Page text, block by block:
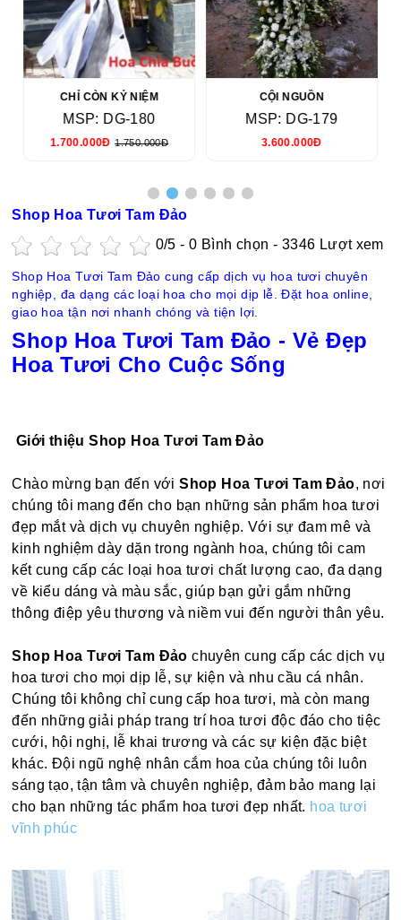
CHỈ CÒN KỶ NIỆM
MSP: DG-180
1.700.000Đ 1.750.000Đ
CỘI NGUỒN
MSP: DG-179
3.600.000Đ
Shop Hoa Tươi Tam Đảo
0/5 -0 Bình chọn - 3346 Lượt xem
Shop Hoa Tươi Tam Đảo cung cấp dịch vụ hoa tươi chuyên
nghiệp, đa dạng các loại hoa cho mọi dịp lễ. Đặt hoa online,
giao hoa tận nơi nhanh chóng và tiện lợi.
Shop Hoa Tươi Tam Đảo - Vẻ Đẹp
Hoa Tươi Cho Cuộc Sống
Giới thiệu Shop Hoa Tươi Tam Đảo
Chào mừng bạn đến vớiShop Hoa Tươi Tam Đảo, nơi
chúng tôi mang đến cho bạn những sản phẩm hoa tươi
đẹp mắt và dịch vụ chuyên nghiệp. Với sự đam mê và
kinh nghiệm dày dặn trong ngành hoa, chúng tôi cam
kết cung cấp các loại hoa tươi chất lượng cao, đa dạng
về kiểu dáng và màu sắc, giúp bạn gửi gắm những
thông điệp yêu thương và niềm vui đến người thân yêu.
Shop Hoa Tươi Tam Đảo chuyên cung cấp các dịch vụ
hoa tươi cho mọi dịp lễ, sự kiện và nhu cầu cá nhân.
Chúng tôi không chỉ cung cấp hoa tươi, mà còn mang
đến những giải pháp trang trí hoa tươi độc đáo cho tiệc
cưới, hội nghị, lễ khai trương và các sự kiện đặc biệt
khác. Đội ngũ nghệ nhân cắm hoa của chúng tôi luôn
sáng tạo, tận tâm và chuyên nghiệp, đảm bảo mang lại
cho bạn những tác phẩm hoa tươi đẹp nhất. hoa tươi
vĩnh phúc